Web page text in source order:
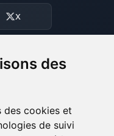
des
des cookies et
de suivi
X
assistant
tu as besoin
circuits